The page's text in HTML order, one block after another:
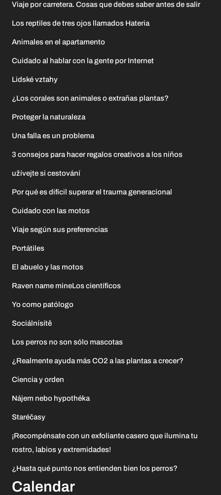
Viaje por carretera. Cosas que debes saber antes de salir
Los reptiles de tres ojos llamados Hateria
Animales en el apartamento
Cuidado al hablar con la gente por Internet
Lidské vztahy
¿Los corales son animales o extrañas plantas?
Proteger la naturaleza
Una falla es un problema
3 consejos para hacer regalos creativos a los niños
užívejte si cestování
Por qué es difícil superar el trauma generacional
Cuidado con las motos
Viaje según sus preferencias
Portátiles
El abuelo y las motos
Raven name mineLos científicos
Yo como patólogo
Sociálnísítě
Los perros no son sólo mascotas
¿Realmente ayuda más CO2 a las plantas a crecer?
Ciencia y orden
Nájem nebo hypothéka
Staréčasy
¡Recompénsate con un exfoliante casero que ilumina tu
rostro, labios y extremidades!
¿Hasta qué punto nos entienden bien los perros?
Calendar